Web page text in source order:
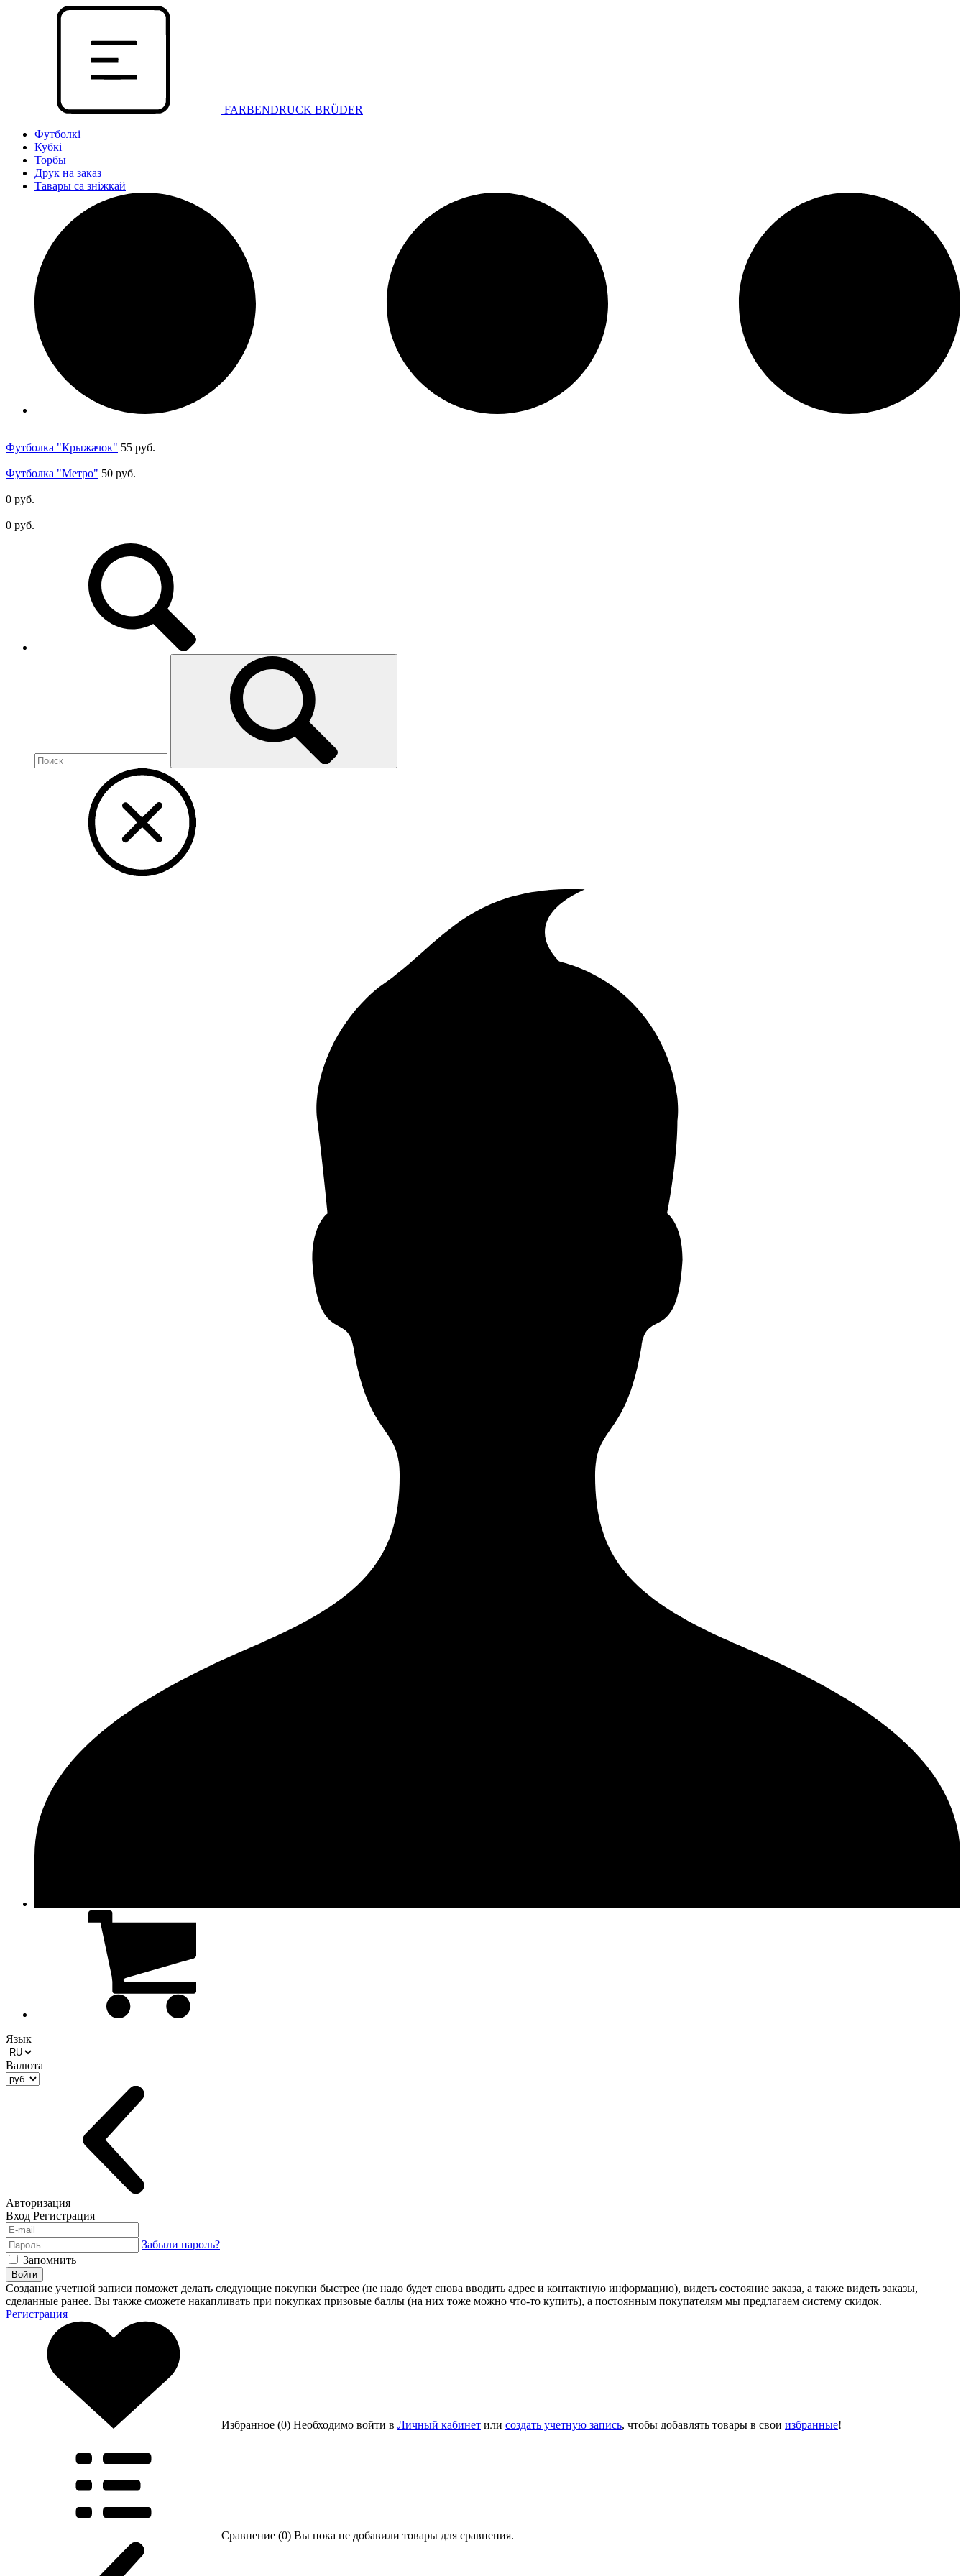
FARBENDRUCK BRÜDER
Футболкі
Кубкі
Торбы
Друк на заказ
Тавары са зніжкай
Футболка "Крыжачок" 55 руб.
Футболка "Метро" 50 руб.
0 руб.
0 руб.
Язык
Валюта
Авторизация
Вход Регистрация
Забыли пароль?
Запомнить
Войти
Создание учетной записи поможет делать следующие покупки быстрее (не надо будет снова вводить адрес и контактную информацию), видеть состояние заказа, а также видеть заказы,
сделанные ранее. Вы также сможете накапливать при покупках призовые баллы (на них тоже можно что-то купить), а постоянным покупателям мы предлагаем систему скидок.
Регистрация
Избранное (0) Необходимо войти в Личный кабинет или создать учетную запись, чтобы добавлять товары в свои избранные!
Сравнение (0) Вы пока не добавили товары для сравнения.